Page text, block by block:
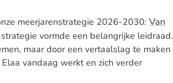
meerjarenstrategie 2026-2030: Van
vormde een belangrijke leidraad.
maar door een vertaalslag te maken
vandaag werkt en zich verder